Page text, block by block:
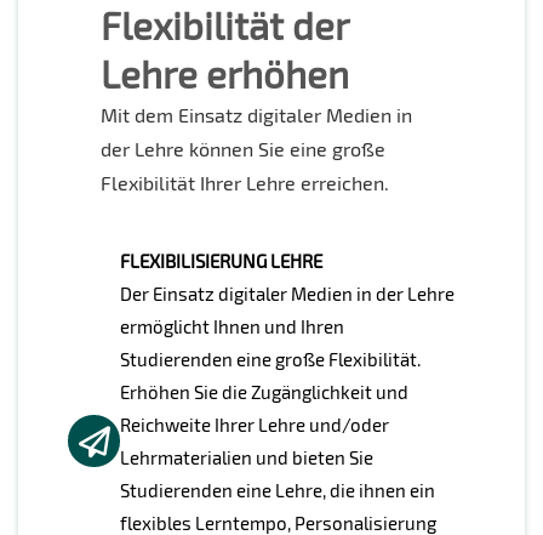
Flexibilität der
Lehre erhöhen
Mit dem Einsatz digitaler Medien in
der Lehre können Sie eine große
Flexibilität Ihrer Lehre erreichen.
FLEXIBILISIERUNG LEHRE
Der Einsatz digitaler Medien in der Lehre
ermöglicht Ihnen und Ihren
Studierenden eine große Flexibilität.
Erhöhen Sie die Zugänglichkeit und
Reichweite Ihrer Lehre und/oder
Lehrmaterialien und bieten Sie
Studierenden eine Lehre, die ihnen ein
flexibles Lerntempo, Personalisierung